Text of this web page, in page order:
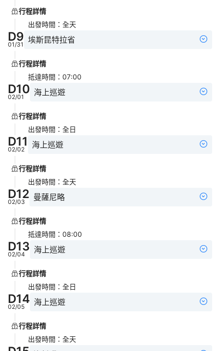
行程詳情
出發時間 ： 全天
D9
01/31 埃斯昆特拉省
行程詳情
抵達時間 ： 07:00
D10
02/01 海上巡遊
行程詳情
出發時間 ： 全日
D11
02/02 海上巡遊
行程詳情
出發時間 ： 全天
D12
02/03 曼薩尼略
行程詳情
抵達時間 ： 08:00
D13
02/04 海上巡遊
行程詳情
出發時間 ： 全日
D14
02/05 海上巡遊
行程詳情
出發時間 ： 全天